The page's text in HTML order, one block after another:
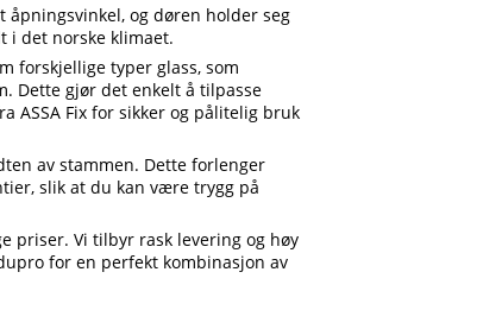
og døren holder seg
i det norske klimaet.
forskjellige typer glass, som
Dette gjør det enkelt å tilpasse
ASSA Fix for sikker og pålitelig bruk
av stammen. Dette forlenger
slik at du kan være trygg på
priser. Vi tilbyr rask levering og høy
for en perfekt kombinasjon av